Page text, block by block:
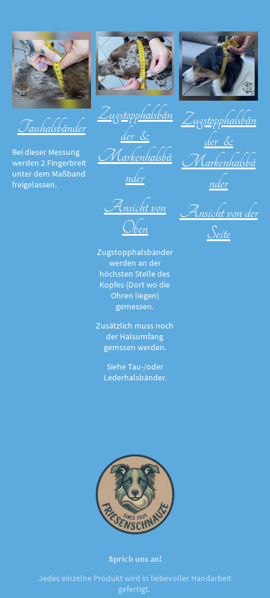
Tauhalsbänder
Bei dieser Messung
werden 2 Fingerbreit
unter dem Maßband
freigelassen.
Zugstopphalsbän
der &
Markenhalsbä
nder
Ansicht von
Oben
Zugstopphalsbänder
werden an der
höchsten Stelle des
Kopfes (Dort wo die
Ohren liegen)
gemessen.
Zusätzlich muss noch
der Halsumfang
gemssen werden.
Siehe Tau-/oder
Lederhalsbänder.
Zugstopphalsbän
der &
Markenhalsbä
nder
Ansicht von der
Seite
Sprich uns an!
Jedes einzelne Produkt wird in liebevoller Handarbeit
gefertigt.